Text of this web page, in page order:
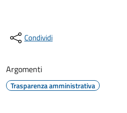
Condividi
Argomenti
Trasparenza amministrativa